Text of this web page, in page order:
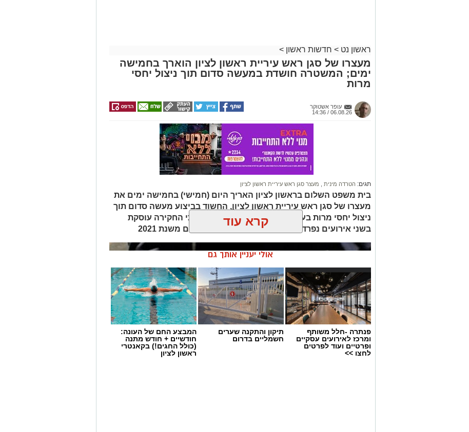
ראשון נט > חדשות ראשון >
מעצרו של סגן ראש עיריית ראשון לציון הוארך בחמישה
ימים; המשטרה חושדת במעשה סדום תוך ניצול יחסי
מרות
עופר אשטוקר
06.08.26 / 14:36
תגים: הטרדה מינית מעצר סגן ראש עיריית ראשון לציון
בית משפט השלום בראשון לציון האריך היום (חמישי) בחמישה ימים את
מעצרו של סגן ראש עיריית ראשון לציון, החשוד בביצוע מעשה סדום תוך
ניצול יחסי מרות בעובדת עירייה. המשטרה טוענת כי החקירה עוסקת
בשני אירועים נפרדים וכי נבדק חשד למקרים נוספים משנת 2021
קרא עוד
אולי יעניין אותך גם
פנתרה -חלל משותף
ומרכז לאירועים עסקיים
ופרטיים ועוד לפרטים
לחצו >>
תיקון והתקנה שערים
חשמליים בדרום
המבצע החם של העונה:
חודשיים + חודש מתנה
(כולל החגים!) בקאנטרי
ראשון לציון